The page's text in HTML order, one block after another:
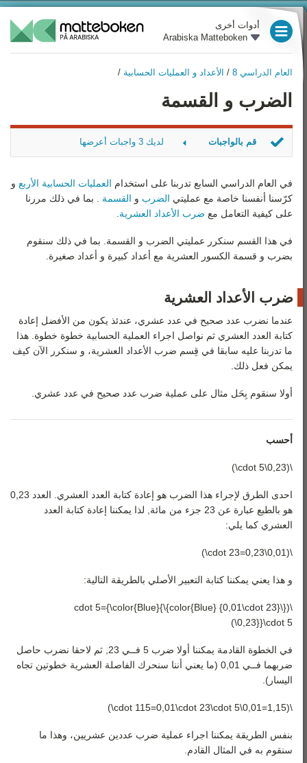
أدوات أخرى
Arabiska Matteboken
العام الدراسي 8 / الأعداد و العمليات الحسابية /
الضرب و القسمة
قم بالواجبات لديك 3 واجبات أعرضها
أحسب العدد العشري 2
أنقر على المُشابه
في العام الدراسي السابع تدربنا على استخدام العمليات الحسابية الأربع و
كرّسنا أنفسنا خاصة مع عمليتي الضرب و القسمة . بما في ذلك مررنا
على كيفية التعامل مع ضرب الأعداد العشرية.
في هذا القسم سنكرر عمليتي الضرب و القسمة. بما في ذلك سنقوم
بضرب و قسمة الكسور العشرية مع أعداد كبيرة و أعداد صغيرة.
ضرب الأعداد العشرية
عندما نضرب عدد صحيح في عدد عشري، عندئذ‏ يكون من الأفضل إعادة
كتابة العدد العشري ثم نواصل اجراء العملية الحسابية خطوة خطوة. هذا
ما تدربنا عليه سابقا في قِسم ضرب الأعداد العشرية، و سنكرر الآن كيف
يمكن فعل ذلك.
أولا سنقوم بِحَل مثال على عملية ضرب عدد صحيح في عدد عشري.
أحسب
\(0,23\cdot 5\)
احدى الطرق لإجراء هذا الضرب هو إعادة كتابة العدد العشري. العدد 0,23
هو بالطبع عبارة عن 23 جزء من مائة, لذا يمكننا إعادة كتابة العدد
العشري كما يلي:
\(0,01\cdot 23=0,23\)
و هذا يعني يمكننا كتابة التعبير الأصلي بالطريقة التالية:
\({\color{Blue} {0,01\cdot 23}}\cdot 5={\color{Blue}{
0,23}}\cdot 5\)
في الخطوة القادمة يمكننا أولا ضرب 5 فــي 23, ثم لاحقا نضرب حاصل
ضربهما فــي 0,01 (ما يعني أننا سنحرك الفاصلة العشرية خطوتين تجاه
اليسار).
\(1,15=0,01\cdot 115=0,01\cdot 23\cdot 5\)
بنفس الطريقة يمكننا اجراء عملية ضرب عددين عشريين، وهذا ما
سنقوم به في المثال القادم.
العام الدراسي 4
العام الدراسي 5
العام الدراسي 6
العام الدراسي 8
العام الدراسي 8
نظرة عامة
الأعداد و العمليات الحسابية
المتغيرات و التعبيرات
الكسور
المعادلات
الهندسة والوحدات
العام الدراسي 9
رياضيات 1
رياضيات 3
رياضيات 4
رياضيات 5